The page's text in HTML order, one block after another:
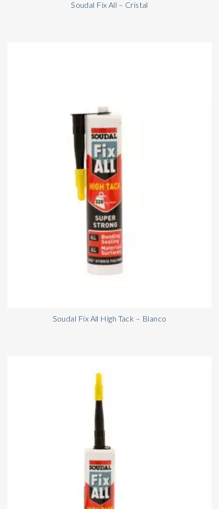
Soudal Fix All – Cristal
Soudal Fix All High Tack – Blanco